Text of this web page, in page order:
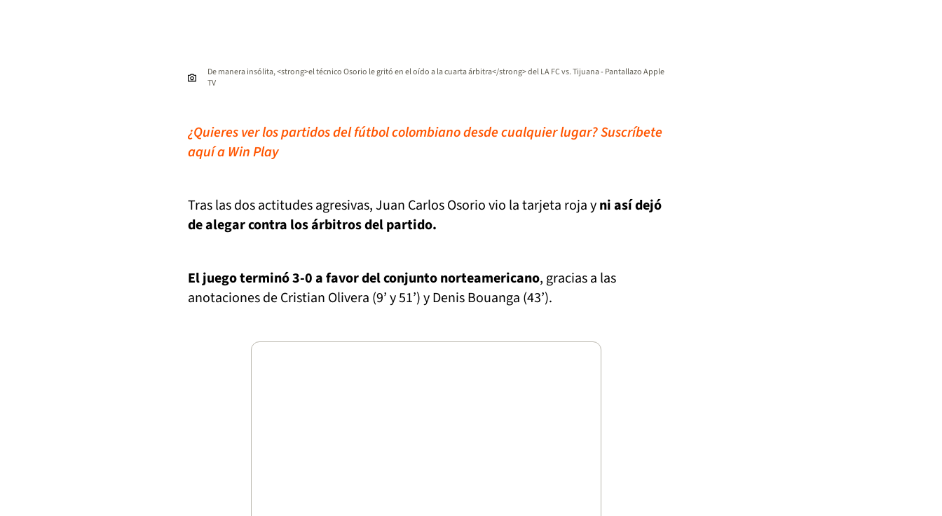
De manera insólita, <strong>el técnico Osorio le gritó en el oído a la cuarta árbitra</strong> del LA FC vs. Tijuana - Pantallazo Apple
TV
¿Quieres ver los partidos del fútbol colombiano desde cualquier lugar? Suscríbete
aquí a Win Play
Tras las dos actitudes agresivas, Juan Carlos Osorio vio la tarjeta roja yni así dejó
de alegar contra los árbitros del partido.
El juego terminó 3-0 a favor del conjunto norteamericano, gracias a las
anotaciones de Cristian Olivera (9’ y 51’) y Denis Bouanga (43’).